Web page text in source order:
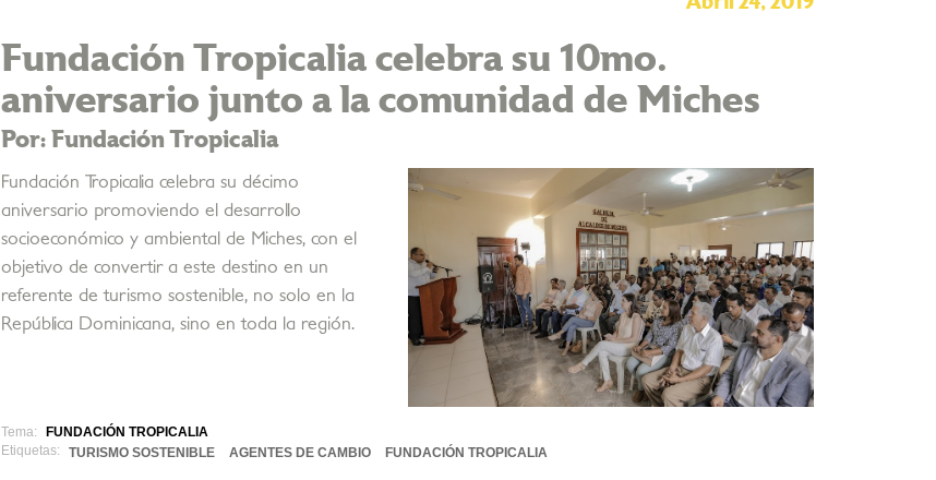
Fundación Tropicalia celebra su 10mo.
aniversario junto a la comunidad de Miches
Por: Fundación Tropicalia
Fundación Tropicalia celebra su décimo
aniversario promoviendo el desarrollo
socioeconómico y ambiental de Miches, con el
objetivo de convertir a este destino en un
referente de turismo sostenible, no solo en la
República Dominicana, sino en toda la región.
Tema:
FUNDACIÓN TROPICALIA
Etiquetas:
TURISMO SOSTENIBLE AGENTES DE CAMBIO FUNDACIÓN TROPICALIA